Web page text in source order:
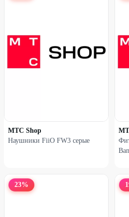
МТС Shop
Наушники FiiO FW3 серые
23%